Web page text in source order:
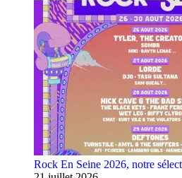
Rock En Seine 2026, notre